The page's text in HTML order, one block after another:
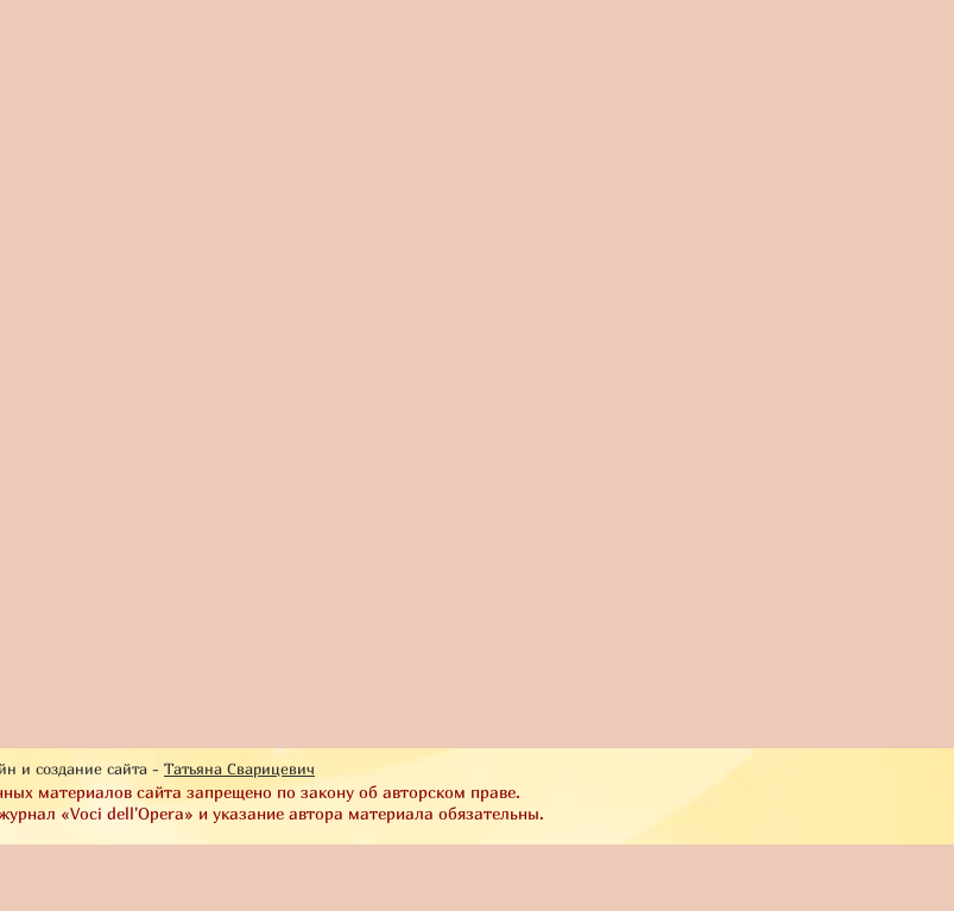
и создание сайта - Татьяна Сварицевич
материалов сайта запрещено по закону об авторском праве.
«Voci dell'Opera» и указание автора материала обязательны.